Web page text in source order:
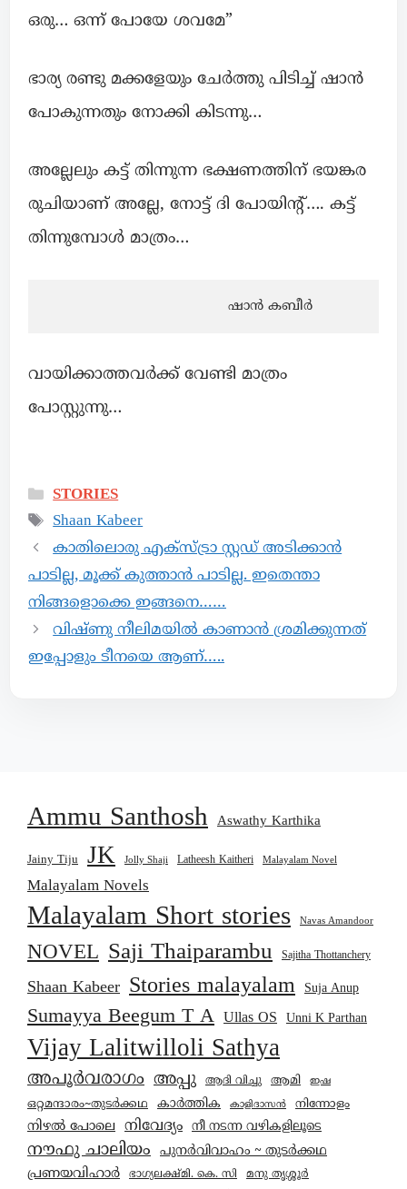
ഒരു… ഒന്ന് പോയേ ശവമേ”
ഭാര്യ രണ്ടു മക്കളേയും ചേർത്തു പിടിച്ച് ഷാൻ
പോകുന്നതും നോക്കി കിടന്നു…
അല്ലേലും കട്ട് തിന്നുന്ന ഭക്ഷണത്തിന് ഭയങ്കര
രുചിയാണ് അല്ലേ, നോട്ട് ദി പോയിന്റ്…. കട്ട്
തിന്നുമ്പോൾ മാത്രം…
                                        ഷാൻ കബീർ
വായിക്കാത്തവർക്ക് വേണ്ടി മാത്രം
പോസ്റ്റുന്നു…
STORIES
Shaan Kabeer
കാതിലൊരു എക്സ്ട്രാ സ്റ്റഡ് അടിക്കാൻ
പാടില്ല, മൂക്ക് കുത്താൻ പാടില്ല. ഇതെന്താ
നിങ്ങളൊക്കെ ഇങ്ങനെ……
വിഷ്ണു നീലിമയിൽ കാണാൻ ശ്രമിക്കുന്നത്
ഇപ്പോളും ടീനയെ ആണ്…..
Ammu Santhosh Aswathy Karthika
Jainy Tiju JK Jolly Shaji Latheesh Kaitheri Malayalam Novel
Malayalam Novels
Malayalam Short stories Navas Amandoor
NOVEL Saji Thaiparambu Sajitha Thottanchery
Shaan Kabeer Stories malayalam Suja Anup
Sumayya Beegum T A Ullas OS Unni K Parthan
Vijay Lalitwilloli Sathya
അപൂർവരാഗം അപ്പു ആദി വിച്ചു ആമി ഇഷ
ഒറ്റമന്ദാരം~തുടർക്കഥ കാര്‍ത്തിക കാളിദാസൻ നിന്നോളം
നിഴൽ പോലെ നിവേദ്യം നീ നടന്ന വഴികളിലൂടെ
നൗഫു ചാലിയം പുനർവിവാഹം ~ തുടർക്കഥ
പ്രണയവിഹാർ ഭാഗ്യലക്ഷ്മി. കെ. സി മനു തൃശ്ശൂർ